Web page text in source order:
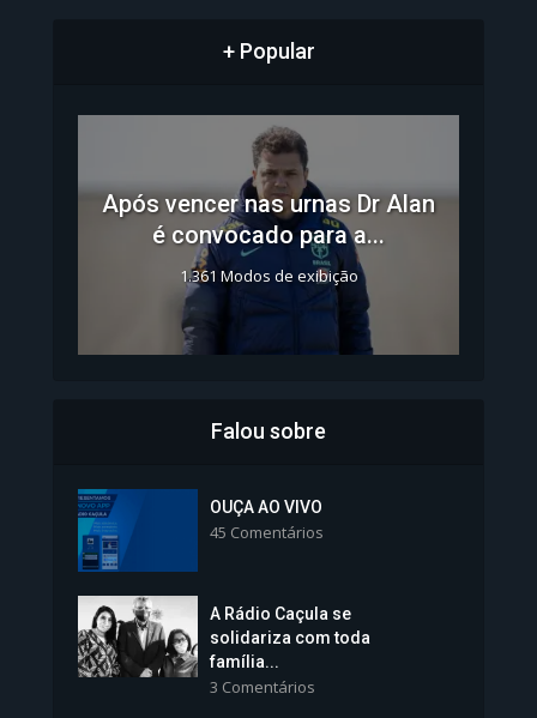
+ Popular
Após vencer nas urnas Dr Alan
é convocado para a...
1.361 Modos de exibição
Colégios da Polícia...
Falou sobre
OUÇA AO VIVO
45 Comentários
A Rádio Caçula se
solidariza com toda
família...
3 Comentários